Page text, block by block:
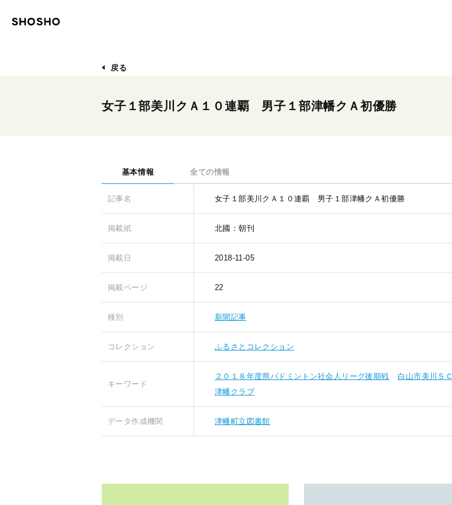
戻る
女子１部美川クＡ１０連覇 男子１部津幡クＡ初優勝
基本情報 全ての情報
記事名 女子１部美川クＡ１０連覇 男子１部津幡クＡ初優勝
掲載紙 北國：朝刊
掲載日 2018-11-05
掲載ページ 22
種別 新聞記事
コレクション ふるさとコレクション
キーワード
２０１８年度県バドミントン社会人リーグ後期戦 白山市美川ＳＣ
津幡クラブ
データ作成機関 津幡町立図書館